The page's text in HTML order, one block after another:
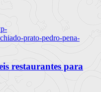
prato-pedro-pena-
restaurantes para